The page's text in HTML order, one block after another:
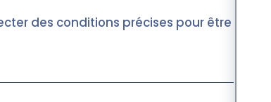
des conditions précises pour être valide.